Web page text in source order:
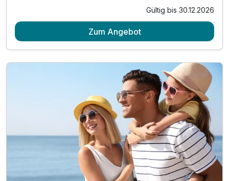
5 x reichhaltiges Frühstück
inkl. Weingutbesichtigung Bordon oder Santomas**
1x Eintritt in die Sauna für 3 Std (ab 15 Jahren)
1x Halo-Therapie in der Salzgrotte
inkl. Entspannung auf dem Barfuß-Kneipp-Pfad
inkl. Parkplatz und W-Lan
Nutzung des Außenpools (ca. Mai-September)
* am Sonntag hat das Restaurant geschlossen
Gültig bis 30.12.2026
Zum Angebot